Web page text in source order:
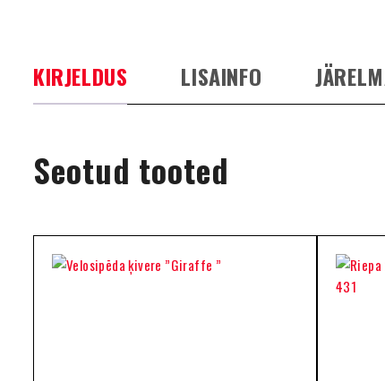
KIRJELDUS LISAINFO
Seotud tooted